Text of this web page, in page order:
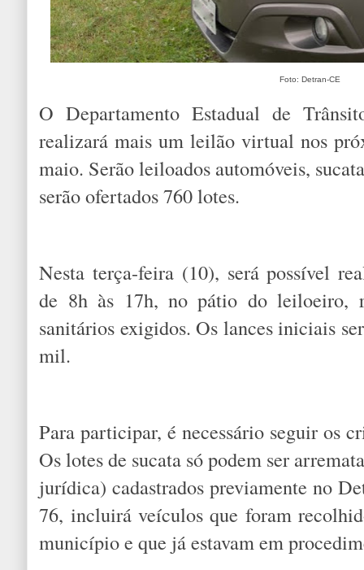
Foto: Detran-CE
O Departamento Estadual de
realizará mais um leilão virtual nos
maio. Serão leiloados automóveis,
serão ofertados 760 lotes.
Nesta terça-feira (10), será possível
de 8h às 17h, no pátio do leiloeiro,
sanitários exigidos. Os lances iniciais
mil.
Para participar, é necessário seguir os
Os lotes de sucata só podem ser
jurídica) cadastrados previamente no
76, incluirá veículos que foram
município e que já estavam em